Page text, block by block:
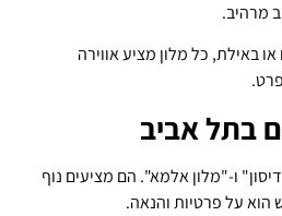
מרהיב.
באילת, כל מלון מציע אווירה
בתל אביב
ו-"מלון אלמא". הם מציעים נוף
הוא על פרטיות והנאה.